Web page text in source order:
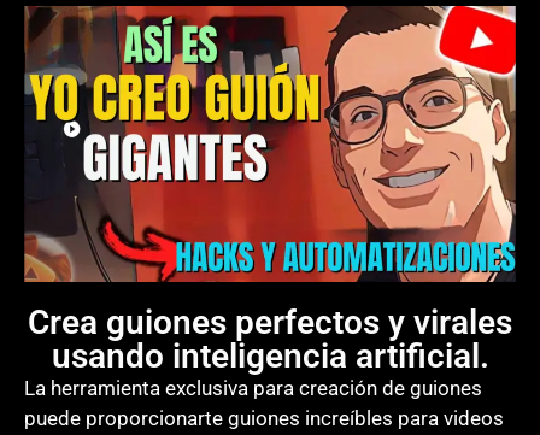
Crea guiones perfectos y virales
usando inteligencia artificial.
La herramienta exclusiva para creación de guiones
puede proporcionarte guiones increíbles para videos